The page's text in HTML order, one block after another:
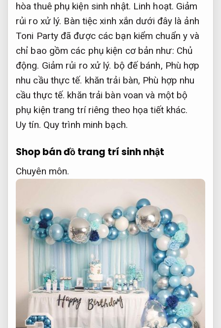
hòa thuê phụ kiện sinh nhật. Linh hoạt. Giảm
rủi ro xử lý. Bàn tiệc xinh xắn dưới đây là ảnh
Toni Party đã được các bạn kiểm chuẩn y và
chỉ bao gồm các phụ kiện cơ bản như: Chủ
động. Giảm rủi ro xử lý. bộ đế bánh, Phù hợp
nhu cầu thực tế. khăn trải bàn, Phù hợp nhu
cầu thực tế. khăn trải bàn voan và một bộ
phụ kiện trang trí riêng theo họa tiết khác.
Uy tín. Quy trình minh bạch.
Shop bán đồ trang trí sinh nhật
Chuyên môn.